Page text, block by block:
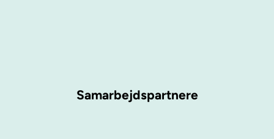
Samarbejdspartnere